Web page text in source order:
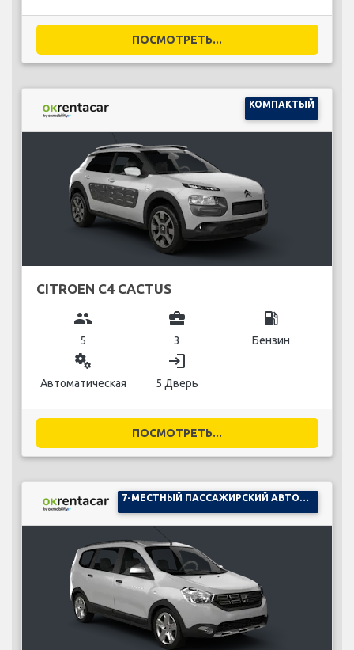
ПОСМОТРЕТЬ...
КОМПАКТЫЙ
CITROEN C4 CACTUS
group
5
business_center
3
local_gas_station
Бензин
miscellaneous_services
Автоматическая
login
5 Дверь
ПОСМОТРЕТЬ...